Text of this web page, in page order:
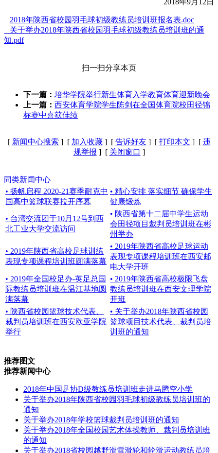
2018年陕西省校园羽毛球初级教练员培训班报名表.doc
关于举办2018年陕西省校园羽毛球初级教练员培训班的通
知.pdf
扫一扫分享本页
下一篇： 培华学院举行新生体育入学教育体育迎新晚会
上一篇： 西安体育学院学生陈剑在全国体育院校田径锦
标赛中喜获佳绩
[ 新闻中心搜索 ] [ 加入收藏] [ 告诉好友] [ 打印本文 ] [ 违
规举报 ] [ 关闭窗口 ]
同类新闻中心
• 扬帆启程 2020-21赛季耐克中
国高中篮球联赛拉开序幕
• 精心安排 落实细节 确保学生
健康锻炼
• 台湾交流团于10月12号到西
北工业大学交流访问
• 陕西省第十二届中学生运动
会田径项目裁判员培训班在彬
州举办
• 2019年陕西省高校足球训练
表现专项课程培训班圆满落幕
• 2019年陕西省高校足球运动
表现专项课程培训班在西安邮
电大学开班
• 2019年全国校足办-英足总国
际教练员培训班在温江基地圆
满落幕
• 2019年陕西省高校极限飞盘
教练员培训班在西安文理学院
开班
• 陕西省校园篮球技术代表、
裁判员培训班在西安欧亚学院
举行
• 关于举办2018年陕西省校园
篮球项目技术代表、裁判员培
训班的通知
推荐图文
推荐新闻中心
2018年中国足协D级教练员培训班走进马腾空小学
关于举办2018年陕西省校园羽毛球初级教练员培训班的
通知
关于举办2018年学校篮球裁判员培训班的通知
关于举办2018年全国校园艺术体操教师、裁判员培训班
的通知
关于举办2018省校园越野滑雪滑轮和轮滑运动教练员培